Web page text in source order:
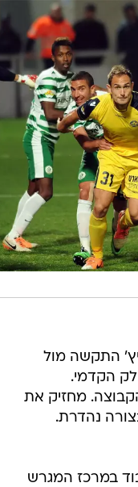
התקשה מול
הקדמי.
מחזיק את
נהדרת.
במרכז המגרש